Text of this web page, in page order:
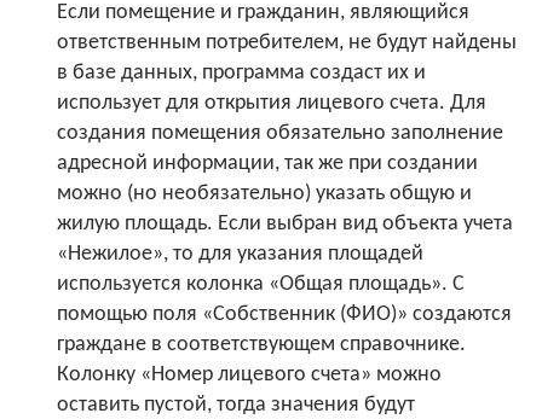
Если помещение и гражданин, являющийся
ответственным потребителем, не будут найдены
в базе данных, программа создаст их и
использует для открытия лицевого счета. Для
создания помещения обязательно заполнение
адресной информации, так же при создании
можно (но необязательно) указать общую и
жилую площадь. Если выбран вид объекта учета
«Нежилое», то для указания площадей
используется колонка «Общая площадь». С
помощью поля «Собственник (ФИО)» создаются
граждане в соответствующем справочнике.
Колонку «Номер лицевого счета» можно
оставить пустой, тогда значения будут